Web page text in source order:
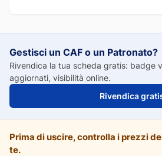
Gestisci un CAF o un Patronato?
Rivendica la tua scheda gratis: badge
aggiornati, visibilità online.
Rivendica
Prima di uscire, controlla i prezzi
te.